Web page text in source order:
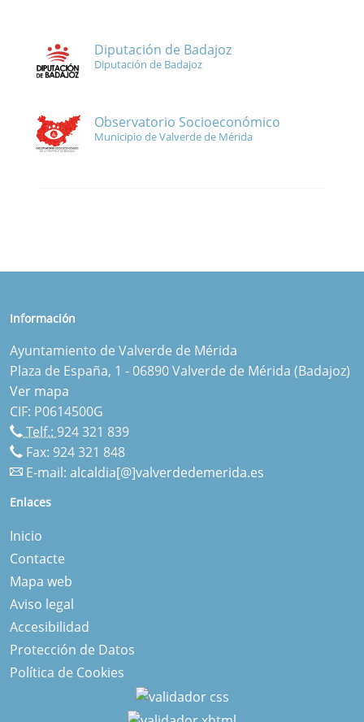
Diputación de Badajoz
Diputación de Badajoz
Observatorio Socioeconómico
Municipio de Valverde de Mérida
Información
Ayuntamiento de Valverde de Mérida
Plaza de España, 1 - 06890 Valverde de Mérida (Badajoz)
Ver mapa
CIF: P0614500G
Telf.: 924 321 839
Fax: 924 321 848
E-mail: alcaldia[@]valverdedemerida.es
Enlaces
Inicio
Contacte
Mapa web
Aviso legal
Accesibilidad
Protección de Datos
Política de Cookies